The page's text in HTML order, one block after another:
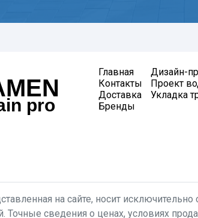
pro
Главная
Контакты
Доставка
Бренды
Дизайн-
Проект
Укладка
на сайте, носит
Точные сведения о ценах, условиях